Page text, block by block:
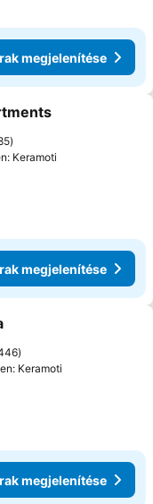
megjelenítése
a kedvencekhez
Keramoti
megjelenítése
a kedvencekhez
Keramoti
megjelenítése